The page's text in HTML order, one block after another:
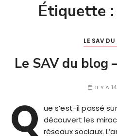
Étiquette :
LE SAV DU
Le SAV du blog
IL Y A
Q ue s’est-il passé
découvert les
réseaux sociaux.